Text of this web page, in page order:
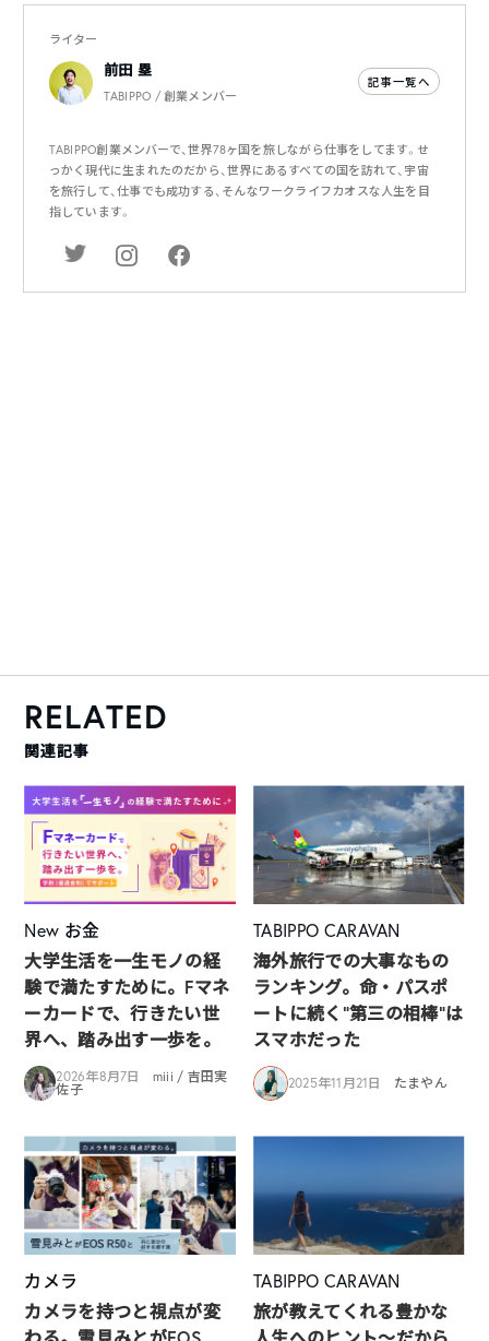
ライター
前田 塁
TABIPPO / 創業メンバー
記事一覧へ
TABIPPO創業メンバーで、世界78ヶ国を旅しながら仕事をしてます。せ
っかく現代に生まれたのだから、世界にあるすべての国を訪れて、宇宙
を旅行して、仕事でも成功する、そんなワークライフカオスな人生を目
指しています。
RELATED
関連記事
New お金
大学生活を一生モノの経
験で満たすために。Fマネ
ーカードで、行きたい世
界へ、踏み出す一歩を。
2026年8月7日
miii / 吉田実
佐子
TABIPPO CARAVAN
海外旅行での大事なもの
ランキング。命・パスポ
ートに続く“第三の相棒”は
スマホだった
2025年11月21日 たまやん
カメラ
カメラを持つと視点が変
TABIPPO CARAVAN
旅が教えてくれる豊かな